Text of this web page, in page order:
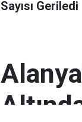
Sayısı Geriledi